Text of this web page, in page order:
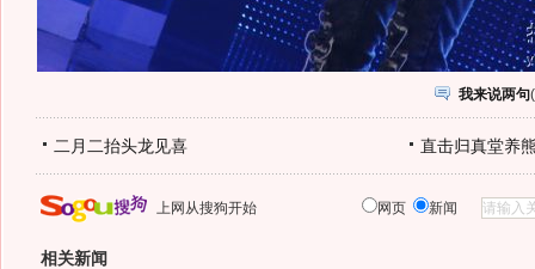
我来说两句(
二月二抬头龙见喜 直击归真堂养
上网从搜狗开始 网页 新闻
相关新闻